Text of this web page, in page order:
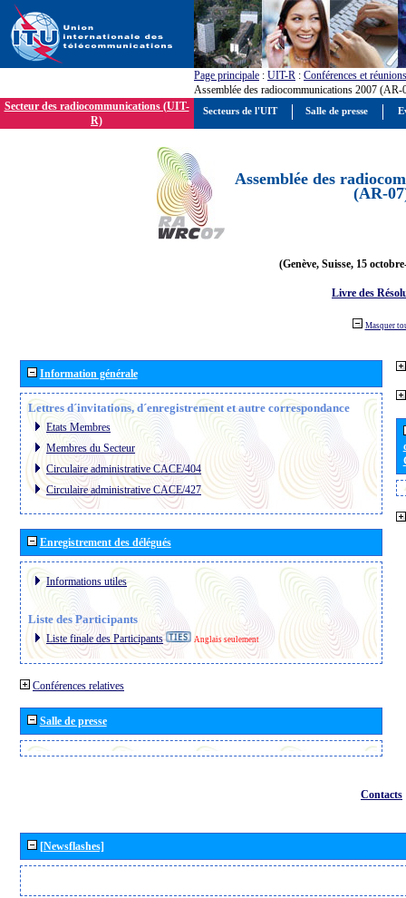
Page principale : UIT-R : Conférences et réunions
Assemblée des radiocommunications 2007 (AR-
Secteur des radiocommunications (UIT-
R)
Assemblée des
(AR-
(Genève, Suisse, 15
Livre des
Masquer
Information générale
Lettres d´invitations, d´enregistrement et autre correspondance
Etats Membres
Membres du Secteur
Circulaire administrative CACE/404
Circulaire administrative CACE/427
Enregistrement des délégués
Informations utiles
Liste des Participants
Liste finale des Participants Anglais seulement
Conférences relatives
Salle de presse
Contacts
[Newsflashes]
Secteurs de l'UIT Salle de presse